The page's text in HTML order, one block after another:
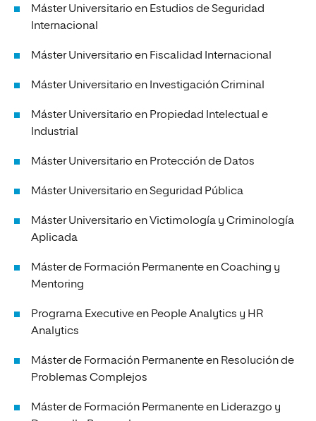
Máster Universitario en Estudios de Seguridad
Internacional
Máster Universitario en Fiscalidad Internacional
Máster Universitario en Investigación Criminal
Máster Universitario en Propiedad Intelectual e
Industrial
Máster Universitario en Protección de Datos
Máster Universitario en Seguridad Pública
Máster Universitario en Victimología y Criminología
Aplicada
Máster de Formación Permanente en Coaching y
Mentoring
Programa Executive en People Analytics y HR
Analytics
Máster de Formación Permanente en Resolución de
Problemas Complejos
Máster de Formación Permanente en Liderazgo y